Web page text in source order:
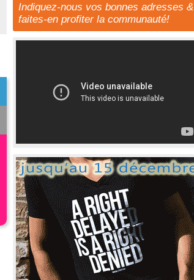
Indiquez-nous vos bonnes adresses &
faites-en profiter la communauté!